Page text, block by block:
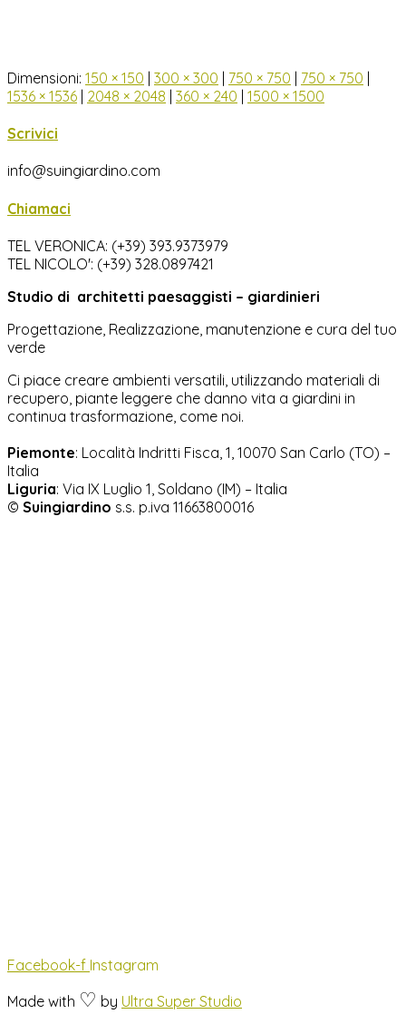
Dimensioni: 150 × 150 | 300 × 300 | 750 × 750 | 750 × 750 |
1536 × 1536 | 2048 × 2048 | 360 × 240 | 1500 × 1500
Scrivici
info@suingiardino.com
Chiamaci
TEL VERONICA: (+39) 393.9373979
TEL NICOLO': (+39) 328.0897421
Studio di architetti paesaggisti – giardinieri
Progettazione, Realizzazione, manutenzione e cura del tuo
verde
Ci piace creare ambienti versatili, utilizzando materiali di
recupero, piante leggere che danno vita a giardini in
continua trasformazione, come noi.
Piemonte: Località Indritti Fisca, 1, 10070 San Carlo (TO) –
Italia
Liguria: Via IX Luglio 1, Soldano (IM) – Italia
© Suingiardino s.s. p.iva 11663800016
Facebook-f Instagram
Made with ♡ by Ultra Super Studio